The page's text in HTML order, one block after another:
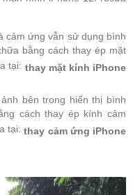
cảm ứng vẫn sử dụng bình
bằng cách thay ép mặt
tại: thay mặt kính iPhone
bên trong hiển thị bình
cách thay ép kính cảm
tại:thay cảm ứng iPhone